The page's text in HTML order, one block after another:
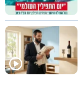
היחיד שהמדע עדיין לא